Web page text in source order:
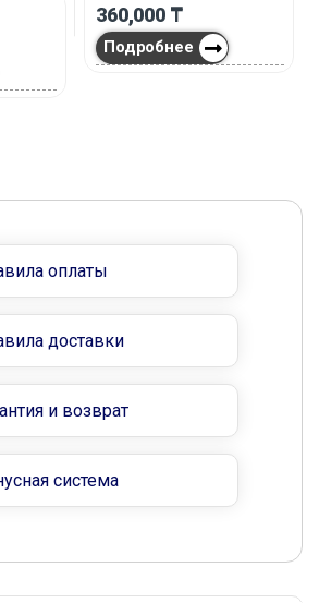
360,000 ₸
Подробнее
оплаты
доставки
и возврат
система